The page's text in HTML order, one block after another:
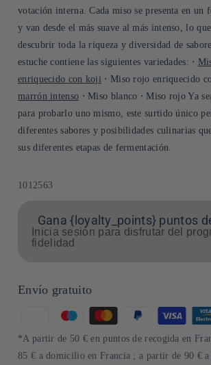
votación interna. Cada miso se presenta en un
y van desde el más suave al más intenso, lo
descubrir toda la riqueza y diversidad de
estuche contiene las siguientes variedades: ⋅
enriquecido con koji ⋅ Miso rojo enriquecido
marrón intenso ⋅ Miso blanco ⋅ Miso rojo Ya
para probarlo uno mismo, este surtido único
diferentes sabores y posibilidades culinarias
sus diferentes etapas de fermentación.
SKU:
1012563
Gana {loyalty_points} puntos
Inicia sesión para disfrutar del
fidelidad
Envío gratuito
de
pago
*A partir de 50 € en puntos de recogida en
85 € a domicilio en Francia ; a partir de 90 €